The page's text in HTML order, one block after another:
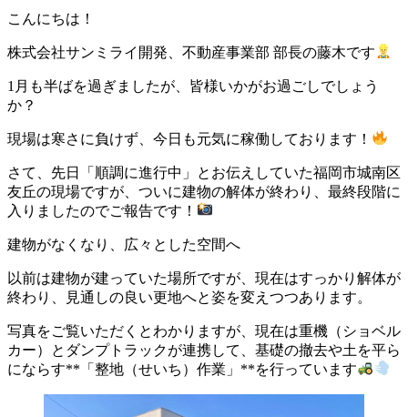
こんにちは！
株式会社サンミライ開発、不動産事業部 部長の藤木です
1月も半ばを過ぎましたが、皆様いかがお過ごしでしょう
か？
現場は寒さに負けず、今日も元気に稼働しております！
さて、先日「順調に進行中」とお伝えしていた福岡市城南区
友丘の現場ですが、ついに建物の解体が終わり、最終段階に
入りましたのでご報告です！
建物がなくなり、広々とした空間へ
以前は建物が建っていた場所ですが、現在はすっかり解体が
終わり、見通しの良い更地へと姿を変えつつあります。
写真をご覧いただくとわかりますが、現在は重機（ショベル
カー）とダンプトラックが連携して、基礎の撤去や土を平ら
にならす**「整地（せいち）作業」**を行っています